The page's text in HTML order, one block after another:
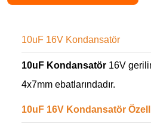
10uF 16V Kondansatör
10uF Kondansatör 16V
4x7mm ebatlarındadır.
10uF 16V Kondansatör